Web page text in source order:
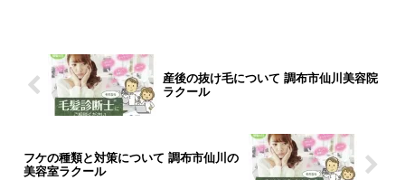
産後の抜け毛について 調布市仙川美容院
ラクール
フケの種類と対策について 調布市仙川の
美容室ラクール